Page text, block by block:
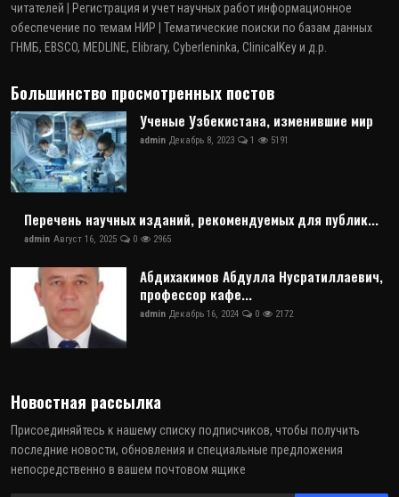
читателей | Регистрация и учет научных работ информационное
обеспечение по темам НИР | Тематические поиски по базам данных
ГНМБ, EBSCO, MEDLINE, Elibrary, Cyberleninka, ClinicalKey и д.р.
Большинство просмотренных постов
Ученые Узбекистана, изменившие мир
admin Декабрь 8, 2023 1 5191
Перечень научных изданий, рекомендуемых для публик...
admin Август 16, 2025 0 2965
Абдихакимов Абдулла Нусратиллаевич,
профессор кафе...
admin Декабрь 16, 2024 0 2172
Новостная рассылка
Присоединяйтесь к нашему списку подписчиков, чтобы получить
последние новости, обновления и специальные предложения
непосредственно в вашем почтовом ящике